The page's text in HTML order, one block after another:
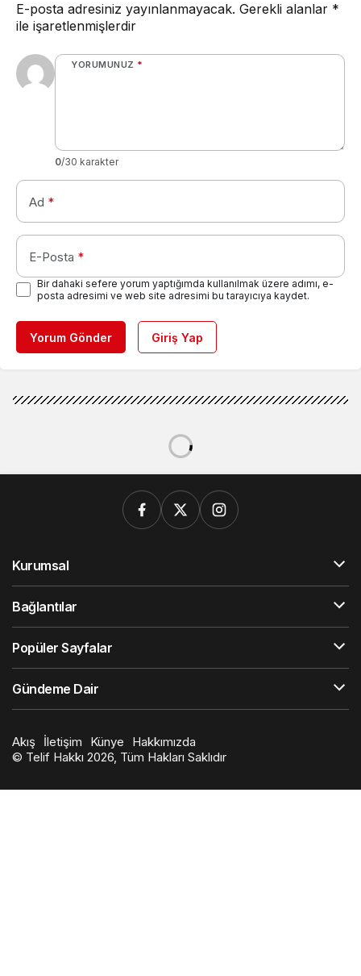
E-posta adresiniz yayınlanmayacak. Gerekli alanlar *
ile işaretlenmişlerdir
YORUMUNUZ *
0/30 karakter
Ad *
E-Posta *
Bir dahaki sefere yorum yaptığımda kullanılmak üzere adımı, e-
posta adresimi ve web site adresimi bu tarayıcıya kaydet.
Yorum Gönder Giriş Yap
Kurumsal
Bağlantılar
Popüler Sayfalar
Gündeme Dair
Akış İletişim Künye
Hakkımızda
© Telif Hakkı 2026, Tüm Hakları Saklıdır